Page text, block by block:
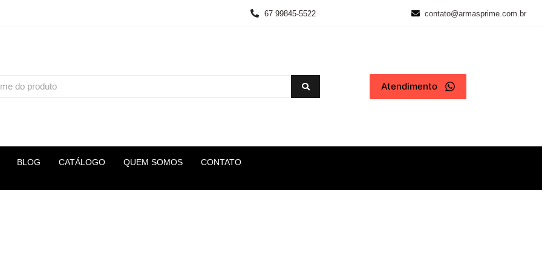
67 99845-5522 contato@armasprime.com.br
Atendimento
BLOG CATÁLOGO QUEM SOMOS CONTATO